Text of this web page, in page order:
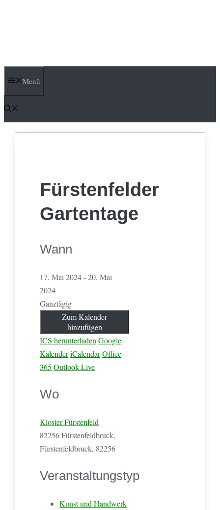
Menü
Fürstenfelder
Gartentage
Wann
17. Mai 2024 - 20. Mai
2024
Ganztägig
Zum Kalender
hinzufügen
ICS herunterladen Google
KalenderiCalendarOffice
365 Outlook Live
Wo
Kloster Fürstenfeld
82256 Fürstenfeldbruck,
Fürstenfeldbruck, 82256
Veranstaltungstyp
Kunst und Handwerk